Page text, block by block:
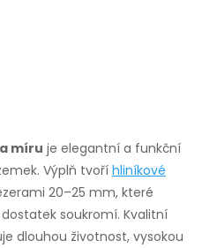
míru je elegantní a funkční
Výplň tvoří hliníkové
20–25 mm, které
soukromí. Kvalitní
dlouhou životnost, vysokou